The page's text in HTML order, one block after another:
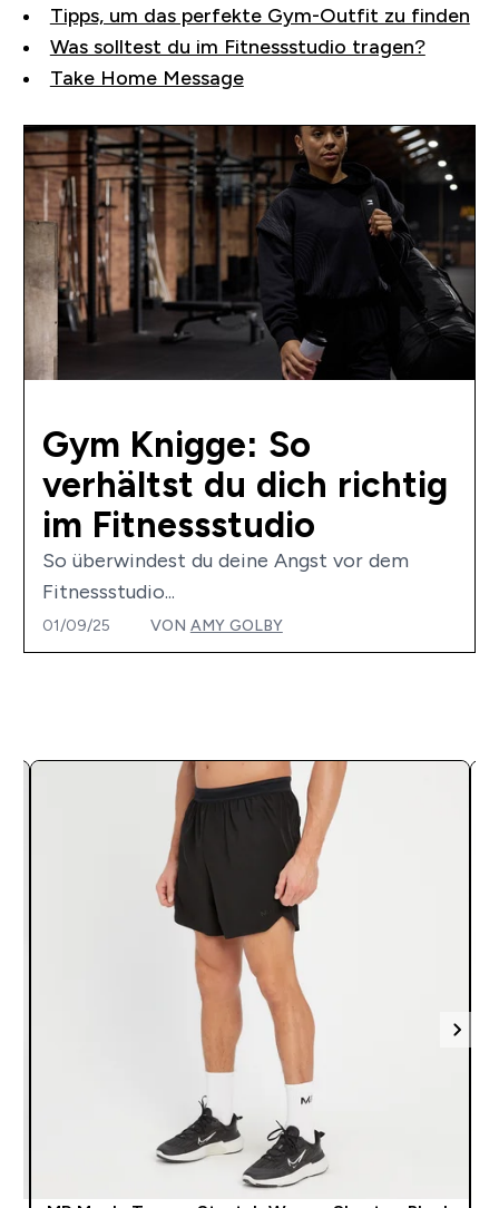
Tipps, um das perfekte Gym-Outfit zu finden
Was solltest du im Fitnessstudio tragen?
Take Home Message
Gym Knigge: So
verhältst du dich richtig
im Fitnessstudio
So überwindest du deine Angst vor dem
Fitnessstudio...
01/09/25 VON AMY GOLBY